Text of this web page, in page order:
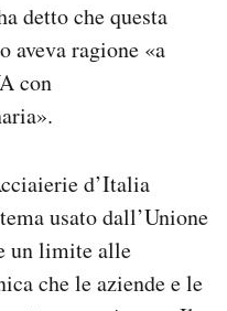
detto che questa
aveva ragione «a
con
d’Italia
usato dall’Unione
un limite alle
che le aziende e le